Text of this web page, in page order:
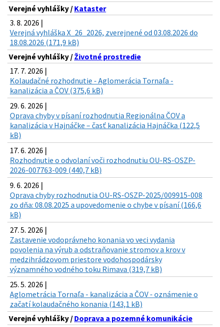
Verejné vyhlášky / Kataster
3. 8. 2026 |
Verejná vyhláška X_26_2026, zverejnené od 03.08.2026 do
18.08.2026 (171,9 kB)
Verejné vyhlášky / Životné prostredie
17. 7. 2026 |
Kolaudačné rozhodnutie - Aglomerácia Tornaľa -
kanalizácia a ČOV (375,6 kB)
29. 6. 2026 |
Oprava chyby v písaní rozhodnutia Regionálna ČOV a
kanalizácia v Hajnáčke – časť kanalizácia Hajnáčka (122,5
kB)
17. 6. 2026 |
Rozhodnutie o odvolaní voči rozhodnutiu OU-RS-OSZP-
2026-007763-009 (440,7 kB)
9. 6. 2026 |
Oprava chyby rozhodnutia OU-RS-OSZP-2025/009915-008
zo dňa: 08.08.2025 a upovedomenie o chybe v písaní (166,6
kB)
27. 5. 2026 |
Zastavenie vodoprávneho konania vo veci vydania
povolenia na výrub a odstraňovanie stromov a krov v
medzihrádzovom priestore vodohospodársky
významného vodného toku Rimava (319,7 kB)
25. 5. 2026 |
Aglometrácia Tornaľa - kanalizácia a ČOV - oznámenie o
začatí kolaudačného konania (143,1 kB)
Verejné vyhlášky / Doprava a pozemné komunikácie